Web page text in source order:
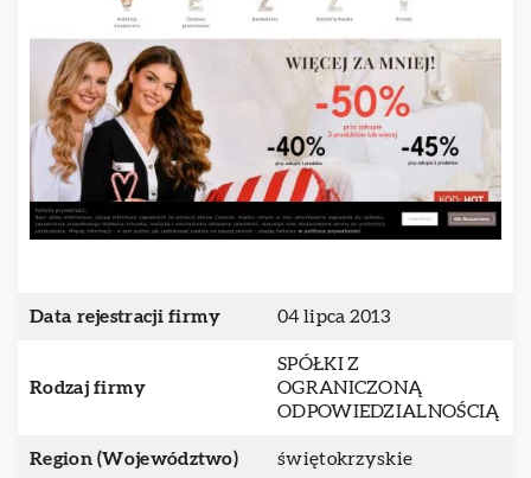
Data rejestracji firmy 04 lipca 2013
Rodzaj firmy
SPÓŁKI Z
OGRANICZONĄ
ODPOWIEDZIALNOŚCIĄ
Region (Województwo) świętokrzyskie